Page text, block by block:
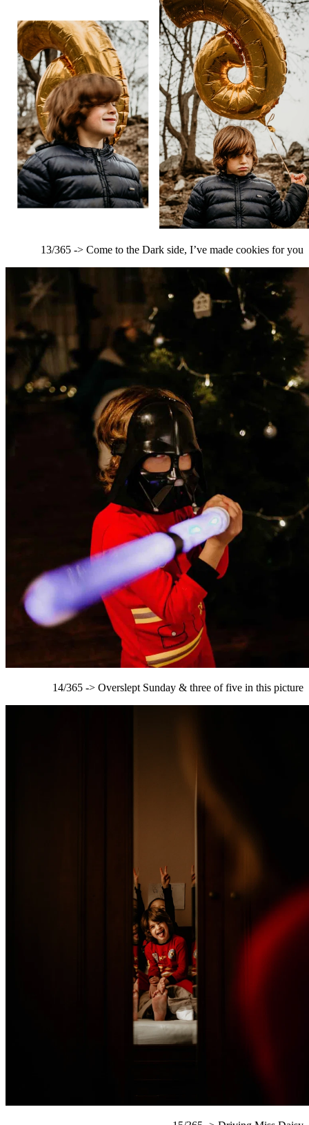
13/365 -> Come to the Dark side, I’ve made cookies for you
14/365 -> Overslept Sunday & three of five in this picture